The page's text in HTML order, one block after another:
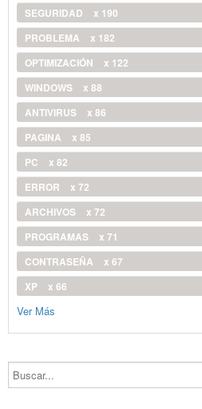
SEGURIDAD
x 190
PROBLEMA
x 182
OPTIMIZACIÓN
x 122
WINDOWS
x 88
ANTIVIRUS
x 86
PAGINA
x 85
PC
x 82
ERROR
x 72
ARCHIVOS
x 72
PROGRAMAS
x 71
CONTRASEÑA
x 67
XP
x 66
Ver Más
Buscar...